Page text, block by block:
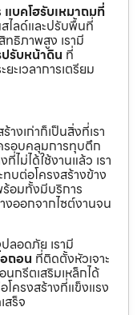
แบคโฮรับเหมาถมที่
ไลด์และปรับพื้นที่
ธิภาพสูง เรามี
รับหน้าดิน ที่
ะเวลาการเตรียม
งเก่าก็เป็นสิ่งที่เรา
รอบคลุมการทุบตึก
ไม่ได้ใช้งานแล้ว เรา
บต่อโครงสร้างข้าง
ร้อมทั้งมีบริการ
งออกจากไซต์งานจน
ลอดภัย เรามี
ถอน ที่ติดตั้งหัวเจาะ
นกรีตเสริมเหล็กได้
โครงสร้างที่แข็งแรง
สร็จ